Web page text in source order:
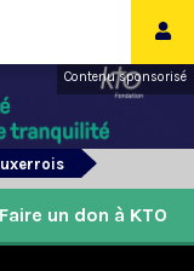
Contenu sponsorisé
Faire un don à KTO